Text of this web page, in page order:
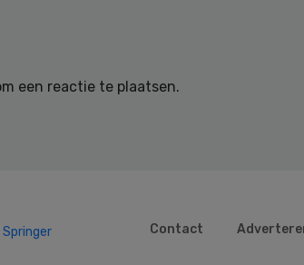
een reactie te plaatsen.
Springer
Contact